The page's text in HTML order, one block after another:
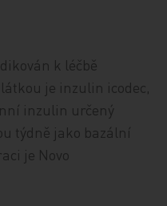
k léčbě
je inzulin icodec,
inzulin určený
týdně jako bazální
je Novo